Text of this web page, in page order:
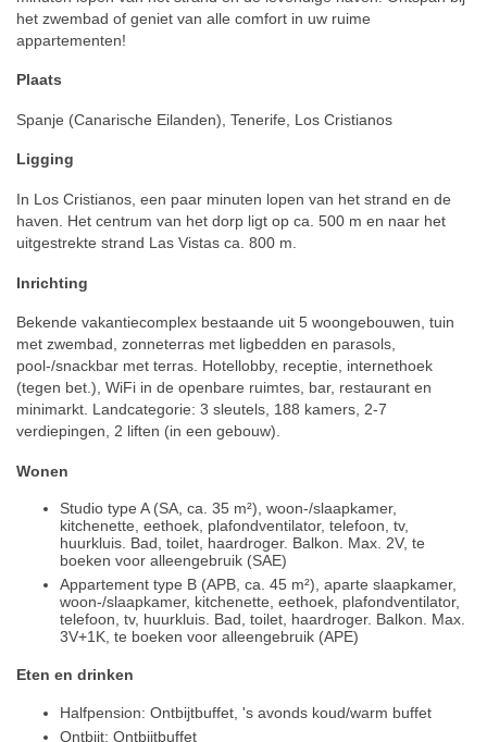
het zwembad of geniet van alle comfort in uw ruime
appartementen!
Plaats
Spanje (Canarische Eilanden), Tenerife, Los Cristianos
Ligging
In Los Cristianos, een paar minuten lopen van het strand en de
haven. Het centrum van het dorp ligt op ca. 500 m en naar het
uitgestrekte strand Las Vistas ca. 800 m.
Inrichting
Bekende vakantiecomplex bestaande uit 5 woongebouwen, tuin
met zwembad, zonneterras met ligbedden en parasols,
pool-/snackbar met terras. Hotellobby, receptie, internethoek
(tegen bet.), WiFi in de openbare ruimtes, bar, restaurant en
minimarkt. Landcategorie: 3 sleutels, 188 kamers, 2-7
verdiepingen, 2 liften (in een gebouw).
Wonen
Studio type A (SA, ca. 35 m²), woon-/slaapkamer,
kitchenette, eethoek, plafondventilator, telefoon, tv,
huurkluis. Bad, toilet, haardroger. Balkon. Max. 2V, te
boeken voor alleengebruik (SAE)
Appartement type B (APB, ca. 45 m²), aparte slaapkamer,
woon-/slaapkamer, kitchenette, eethoek, plafondventilator,
telefoon, tv, huurkluis. Bad, toilet, haardroger. Balkon. Max.
3V+1K, te boeken voor alleengebruik (APE)
Eten en drinken
Halfpension: Ontbijtbuffet, 's avonds koud/warm buffet
Ontbijt: Ontbijtbuffet